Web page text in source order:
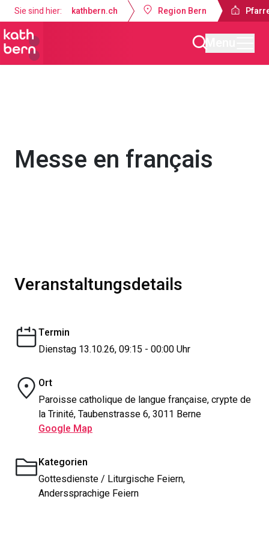
Sie sind hier: kathbern.ch Region Bern
Messe en français
Veranstaltungsdetails
Termin
Dienstag 13.10.26, 09:15 - 00:00 Uhr
Ort
Paroisse catholique de langue française, crypte de
la Trinité, Taubenstrasse 6, 3011 Berne
Google Map
Kategorien
Gottesdienste / Liturgische Feiern,
Anderssprachige Feiern